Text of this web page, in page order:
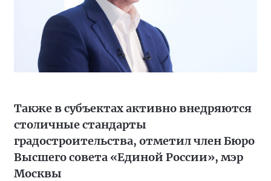
Также в субъектах активно внедряются
столичные стандарты
градостроительства, отметил член Бюро
Высшего совета «Единой России», мэр
Москвы